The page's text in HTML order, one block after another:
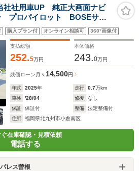
ト/LEDヘッドライ
ト/LEDフォグライト/
ブラインドスポットモ
ニタ/CD+DVD+Blu-
ray
社用車UP 純正大画面ナビ
プロパイロット BOSEサウ
害軽減ブレーキ 踏み間違い
購入プラン付 オンライン相談可 360°画像付
支払総額
252.5万円
本体価格
243.0万円
残価ローン 月々 14,500円
年式 2025年 走行 0.7万km
車検
'28/04 修復
なし
保証
保証付 整備
法定整備付
住所
福岡県北九州市小倉南区
在庫確認・見積依頼
電話する
レス曽根